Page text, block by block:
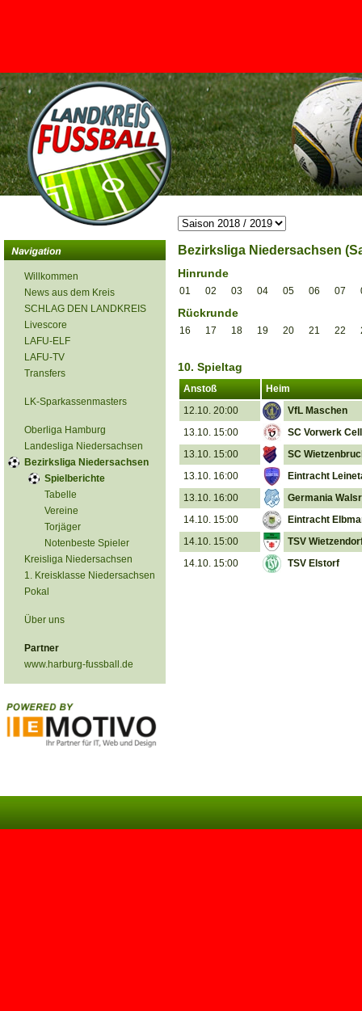
<
Willkommen
News aus dem Kreis
SCHLAG DEN LANDKREIS
Livescore
LAFU-ELF
LAFU-TV
Transfers
LK-Sparkassenmasters
Oberliga Hamburg
Landesliga Niedersachsen
Bezirksliga Niedersachsen
Spielberichte
Tabelle
Vereine
Torjäger
Notenbeste Spieler
Kreisliga Niedersachsen
1. Kreisklasse Niedersachsen
Pokal
Über uns
Partner
www.harburg-fussball.de
Bezirksliga Niedersachsen
Hinrunde
01 02 03 04 05 06 07
Rückrunde
16 17 18 19 20 21 22
10. Spieltag
Anstoß
Heim
12.10. 20:00
VfL Maschen
13.10. 15:00
SC Vorwerk
13.10. 15:00
SC
13.10. 16:00
Eintracht
13.10. 16:00
Germania
14.10. 15:00
Eintracht
14.10. 15:00
TSV
14.10. 15:00
TSV Elstorf